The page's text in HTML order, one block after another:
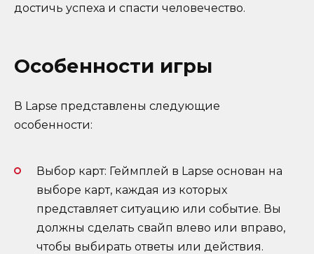
достичь успеха и спасти человечество.
Особенности игры
В Lapse представлены следующие
особенности:
Выбор карт: Геймплей в Lapse основан на
выборе карт, каждая из которых
представляет ситуацию или событие. Вы
должны сделать свайп влево или вправо,
чтобы выбирать ответы или действия.